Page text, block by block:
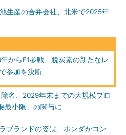
生産の合弁会社、北米で2025年
からF1参戦、脱炭素の新たなレ
参加を決断
名、2029年末までの大規模プロ
最小限」の関与に
ブランドの姿は、ホンダがコン